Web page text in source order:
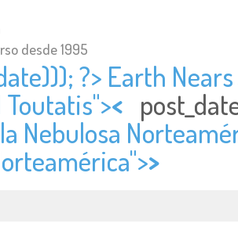
desde 1995
?> Earth
<
Nebulosa
>